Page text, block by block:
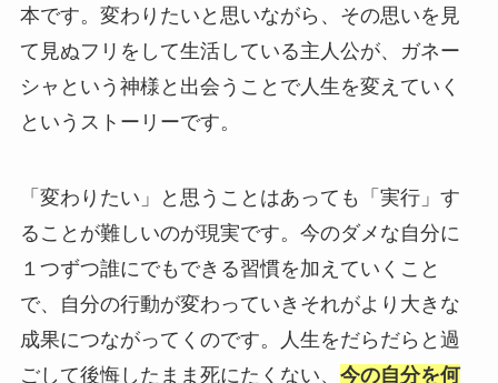
本です。変わりたいと思いながら、その思いを見
て見ぬフリをして生活している主人公が、ガネー
シャという神様と出会うことで人生を変えていく
というストーリーです。
「変わりたい」と思うことはあっても「実行」す
ることが難しいのが現実です。今のダメな自分に
１つずつ誰にでもできる習慣を加えていくこと
で、自分の行動が変わっていきそれがより大きな
成果につながってくのです。人生をだらだらと過
ごして後悔したまま死にたくない、 今の自分を何